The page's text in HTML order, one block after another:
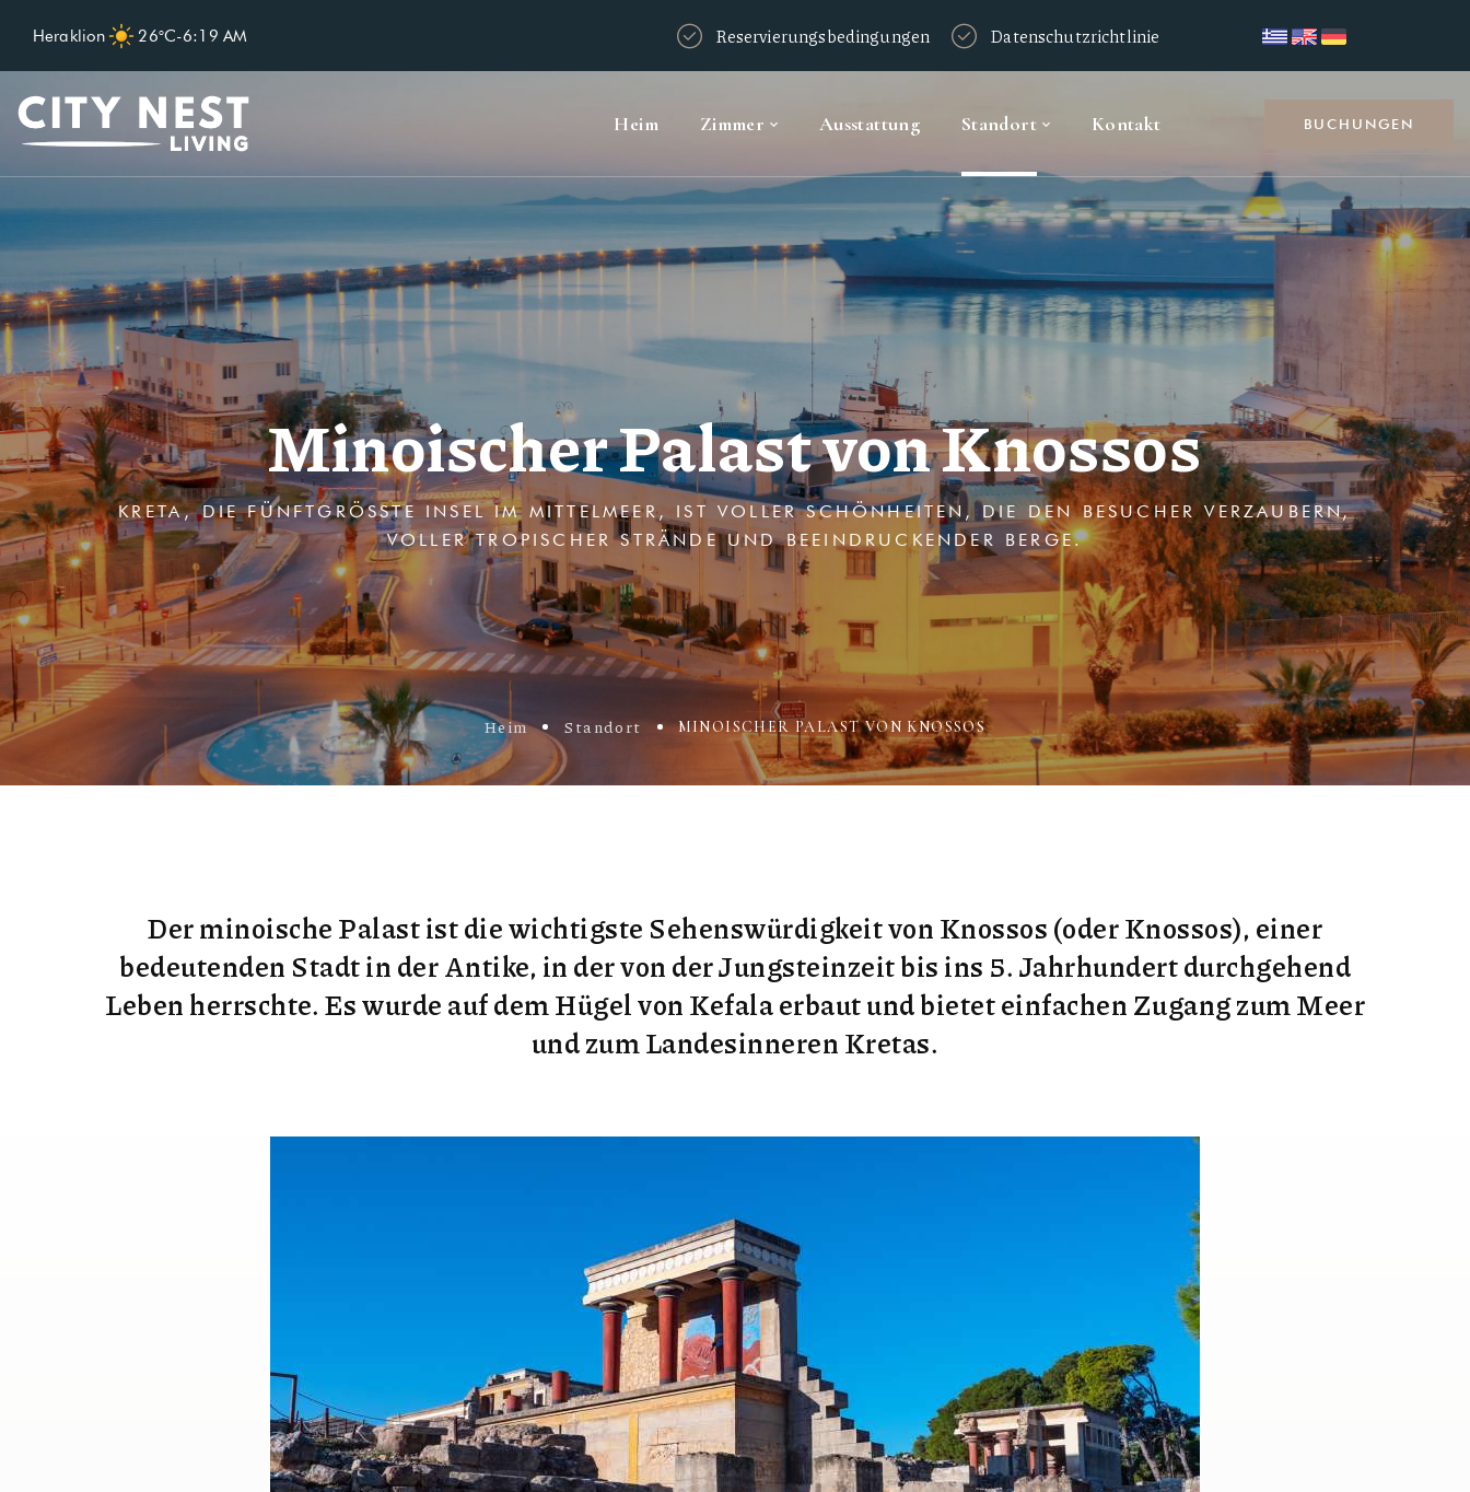
Heraklion 26°C-6:19 AM Reservierungsbedingungen Datenschutzrichtlinie
Heim Zimmer Ausstattung Standort Kontakt BUCHUNGEN
Minoischer Palast von Knossos
KRETA, DIE FÜNFTGRÖSSTE INSEL IM MITTELMEER, IST VOLLER SCHÖNHEITEN, DIE DEN BESUCHER VERZAUBERN, V
OLLER TROPISCHER STRÄNDE UND BEEINDRUCKENDER BERGE.
Heim Standort MINOISCHER PALAST VON KNOSSOS
Der minoische Palast ist die wichtigste Sehenswürdigkeit von Knossos (oder Knossos), einer
bedeutenden Stadt in der Antike, in der von der Jungsteinzeit bis ins 5. Jahrhundert durchgehend
Leben herrschte. Es wurde auf dem Hügel von Kefala erbaut und bietet einfachen Zugang zum Meer
und zum Landesinneren Kretas.